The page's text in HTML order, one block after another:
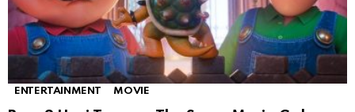
ENTERTAINMENT MOVIE